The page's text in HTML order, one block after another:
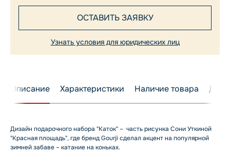
ОСТАВИТЬ ЗАЯВКУ
Узнать условия для юридических лиц
Описание Характеристики Наличие товара
Дизайн подарочного набора "Каток" – часть рисунка Сони Уткиной
"Красная площадь", где бренд Gourji сделал акцент на популярной
зимней забаве – катание на коньках.